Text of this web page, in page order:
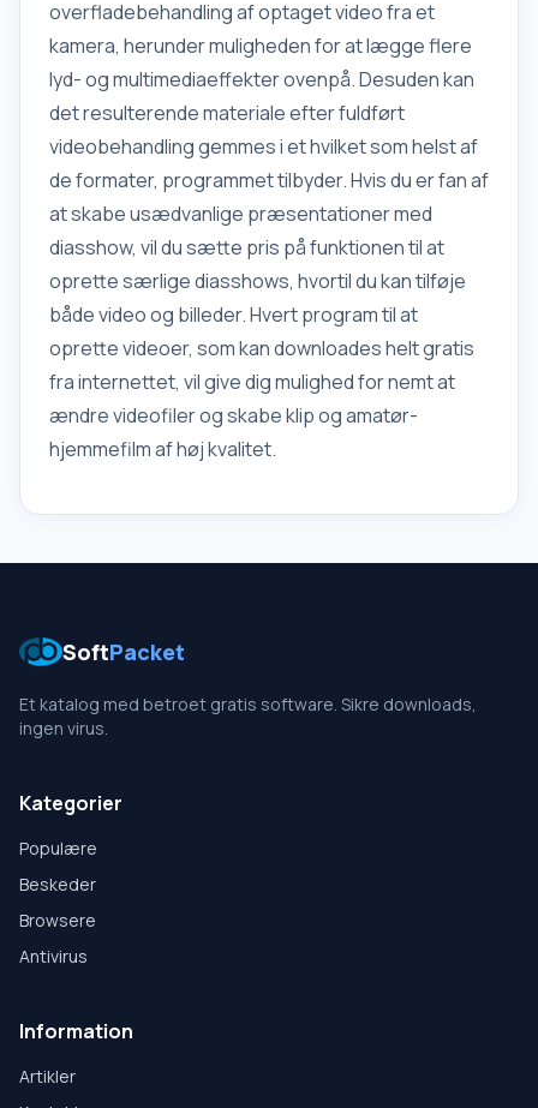
overfladebehandling af optaget video fra et
kamera, herunder muligheden for at lægge flere
lyd- og multimediaeffekter ovenpå. Desuden kan
det resulterende materiale efter fuldført
videobehandling gemmes i et hvilket som helst af
de formater, programmet tilbyder. Hvis du er fan af
at skabe usædvanlige præsentationer med
diasshow, vil du sætte pris på funktionen til at
oprette særlige diasshows, hvortil du kan tilføje
både video og billeder. Hvert program til at
oprette videoer, som kan downloades helt gratis
fra internettet, vil give dig mulighed for nemt at
ændre videofiler og skabe klip og amatør-
hjemmefilm af høj kvalitet.
SoftPacket
Et katalog med betroet gratis software. Sikre downloads,
ingen virus.
Kategorier
Populære
Beskeder
Browsere
Antivirus
Information
Artikler